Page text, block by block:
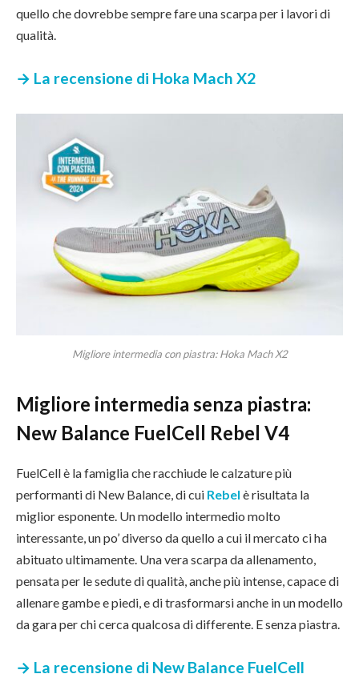
quello che dovrebbe sempre fare una scarpa per i lavori di
qualità.
→ La recensione di Hoka Mach X2
Migliore intermedia con piastra: Hoka Mach X2
Migliore intermedia senza piastra:
New Balance FuelCell Rebel V4
FuelCell è la famiglia che racchiude le calzature più
performanti di New Balance, di cui Rebel è risultata la
miglior esponente. Un modello intermedio molto
interessante, un po’ diverso da quello a cui il mercato ci ha
abituato ultimamente. Una vera scarpa da allenamento,
pensata per le sedute di qualità, anche più intense, capace di
allenare gambe e piedi, e di trasformarsi anche in un modello
da gara per chi cerca qualcosa di differente. E senza piastra.
→ La recensione di New Balance FuelCell